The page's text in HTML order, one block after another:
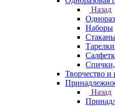
Назад
Наборы
Творчество и
Назад